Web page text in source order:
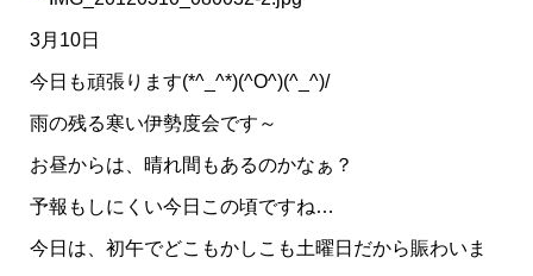
3月10日
今日も頑張ります(*^_^*)(^O^)(^_^)/
雨の残る寒い伊勢度会です～
お昼からは、晴れ間もあるのかなぁ？
予報もしにくい今日この頃ですね…
今日は、初午でどこもかしこも土曜日だから賑わいま